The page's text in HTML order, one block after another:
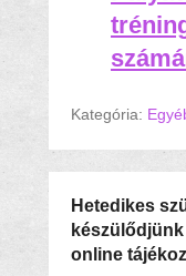
Kategória:
Hetedikes
online